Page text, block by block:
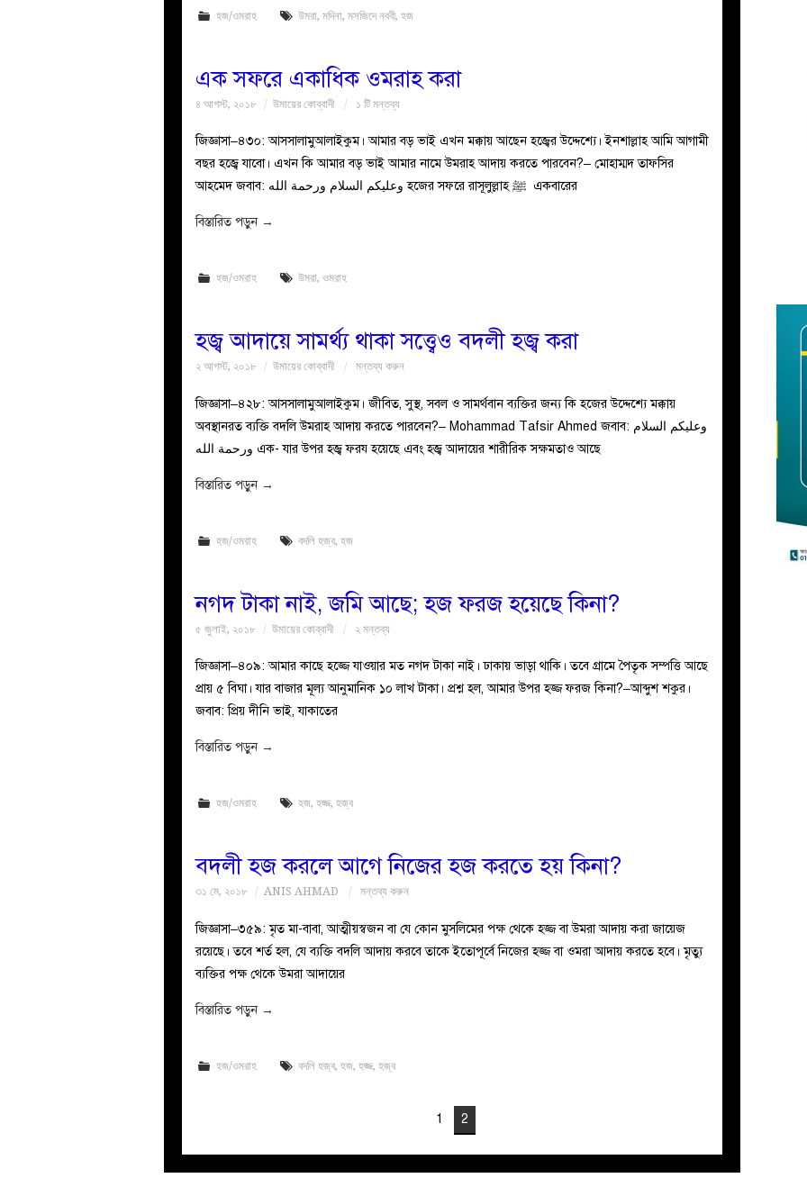
হজ/ওমরাহ উমরা,মদিনা,মসজিদে নববী,হজ
এক সফরে একাধিক ওমরাহ করা
৪ আগস্ট, ২০১৮ উমায়ের কোব্বাদী ১ টি মন্তব্য
জিজ্ঞাসা–৪৩০: আসসালামুআলাইকুম। আমার বড় ভাই এখন মক্কায় আছেন হজ্বের উদ্দেশ্যে। ইনশাল্লাহ আমি আগামী
বছর হজ্বে যাবো। এখন কি আমার বড় ভাই আমার নামে উমরাহ আদায় করতে পারবেন?– মোহাম্মদ তাফসির
আহমেদ জবাব: وعليكم السلام ورحمة الله হজের সফরে রাসূলুল্লাহ ﷺ একবারের
বিস্তারিত পড়ুন →
হজ/ওমরাহ উমরা,ওমরাহ
হজ্ব আদায়ে সামর্থ্য থাকা সত্ত্বেও বদলী হজ্ব করা
২ আগস্ট, ২০১৮ উমায়ের কোব্বাদী মন্তব্য করুন
জিজ্ঞাসা–৪২৮: আসসালামুআলাইকুম। জীবিত, সুস্থ, সবল ও সামর্থবান ব্যক্তির জন্য কি হজের উদ্দেশ্যে মক্কায়
অবস্থানরত ব্যক্তি বদলি উমরাহ আদায় করতে পারবেন?– Mohammad Tafsir Ahmed জবাব: وعليكم السلام
ورحمة الله এক- যার উপর হজ্ব ফরয হয়েছে এবং হজ্ব আদায়ের শারীরিক সক্ষমতাও আছে
বিস্তারিত পড়ুন →
হজ/ওমরাহ বদলি হজ্ব,হজ
নগদ টাকা নাই, জমি আছে; হজ ফরজ হয়েছে কিনা?
৫ জুলাই, ২০১৮ উমায়ের কোব্বাদী ২ মন্তব্য
জিজ্ঞাসা–৪০৯: আমার কাছে হজ্জে যাওয়ার মত নগদ টাকা নাই। ঢাকায় ভাড়া থাকি। তবে গ্রামে পৈতৃক সম্পত্তি আছে
প্রায় ৫ বিঘা। যার বাজার মূল্য আনুমানিক ১০ লাখ টাকা। প্রশ্ন হল, আমার উপর হজ্জ ফরজ কিনা?–আব্দুশ শকুর।
জবাব: প্রিয় দীনি ভাই, যাকাতের
বিস্তারিত পড়ুন →
হজ/ওমরাহ হজ,হজ্জ,হজ্ব
বদলী হজ করলে আগে নিজের হজ করতে হয় কিনা?
৩১ মে, ২০১৮ ANIS AHMAD মন্তব্য করুন
জিজ্ঞাসা–৩৫৯: মৃত মা-বাবা, আত্মীয়স্বজন বা যে কোন মুসলিমের পক্ষ থেকে হজ্জ বা উমরা আদায় করা জায়েজ
রয়েছে। তবে শর্ত হল, যে ব্যক্তি বদলি আদায় করবে তাকে ইতোপূর্বে নিজের হজ্জ বা ওমরা আদায় করতে হবে। মৃত্যু
ব্যক্তির পক্ষ থেকে উমরা আদায়ের
বিস্তারিত পড়ুন →
হজ/ওমরাহ বদলি হজ্ব,হজ,হজ্জ,হজ্ব
1 2